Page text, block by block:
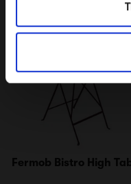
Fermob Bistro High